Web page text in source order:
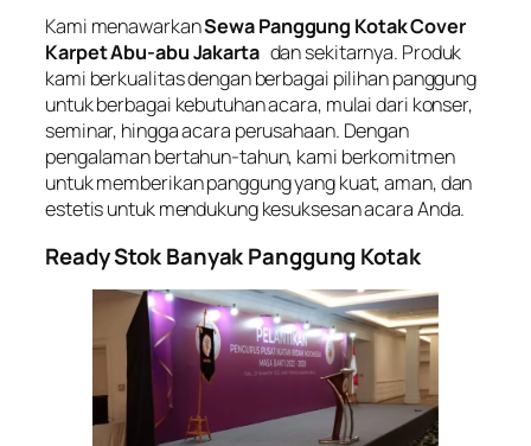
Kami menawarkanSewa Panggung Kotak Cover
Karpet Abu-abu Jakarta dan sekitarnya. Produk
kami berkualitas dengan berbagai pilihan panggung
untuk berbagai kebutuhan acara, mulai dari konser,
seminar, hingga acara perusahaan. Dengan
pengalaman bertahun-tahun, kami berkomitmen
untuk memberikan panggung yang kuat, aman, dan
estetis untuk mendukung kesuksesan acara Anda.
Ready Stok Banyak Panggung Kotak